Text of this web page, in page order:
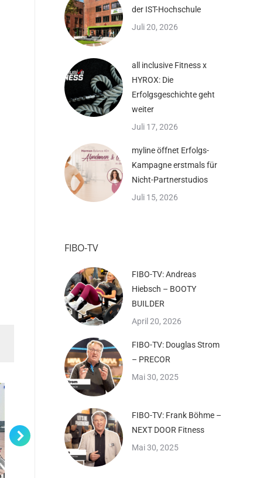
der IST-Hochschule
Juli 20, 2026
all inclusive Fitness x
HYROX: Die
Erfolgsgeschichte geht
weiter
Juli 17, 2026
myline öffnet Erfolgs-
Kampagne erstmals für
Nicht-Partnerstudios
Juli 15, 2026
FIBO-TV
FIBO-TV: Andreas
Hiebsch – BOOTY
BUILDER
April 20, 2026
FIBO-TV: Douglas Strom
– PRECOR
Mai 30, 2025
FIBO-TV: Frank Böhme –
NEXT DOOR Fitness
Mai 30, 2025